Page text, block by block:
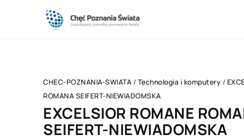
CHEC-POZNANIA-SWIATA / Technologia i komputery /
ROMANA SEIFERT-NIEWIADOMSKA
EXCELSIOR ROMANE
SEIFERT-NIEWIADOMSKA